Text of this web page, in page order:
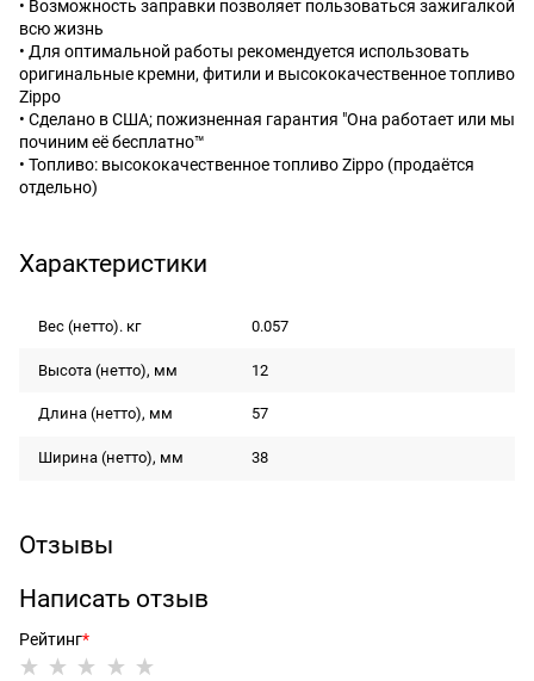
• Возможность заправки позволяет пользоваться зажигалкой
всю жизнь
• Для оптимальной работы рекомендуется использовать
оригинальные кремни, фитили и высококачественное топливо
Zippo
• Сделано в США; пожизненная гарантия "Она работает или мы
починим её бесплатно™
• Топливо: высококачественное топливо Zippo (продаётся
отдельно)
Характеристики
Вес (нетто). кг 0.057
Высота (нетто), мм 12
Длина (нетто), мм 57
Ширина (нетто), мм 38
Отзывы
Написать отзыв
Рейтинг